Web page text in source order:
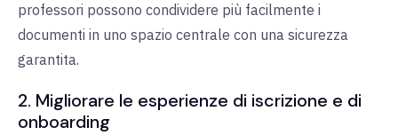
professori possono condividere più facilmente i
documenti in uno spazio centrale con una sicurezza
garantita.
2. Migliorare le esperienze di iscrizione e di
onboarding